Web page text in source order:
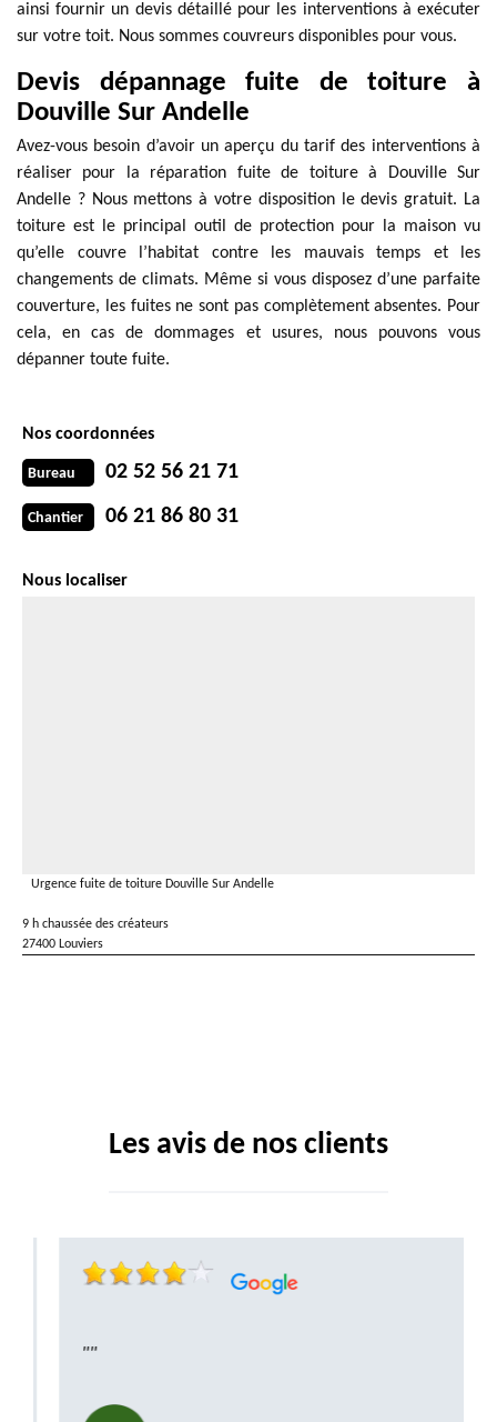
ainsi fournir un devis détaillé pour les interventions à exécuter
sur votre toit. Nous sommes couvreurs disponibles pour vous.
Devis dépannage fuite de toiture à
Douville Sur Andelle
Avez-vous besoin d’avoir un aperçu du tarif des interventions à
réaliser pour la réparation fuite de toiture à Douville Sur
Andelle ? Nous mettons à votre disposition le devis gratuit. La
toiture est le principal outil de protection pour la maison vu
qu’elle couvre l’habitat contre les mauvais temps et les
changements de climats. Même si vous disposez d’une parfaite
couverture, les fuites ne sont pas complètement absentes. Pour
cela, en cas de dommages et usures, nous pouvons vous
dépanner toute fuite.
Nos coordonnées
Bureau 02 52 56 21 71
Chantier 06 21 86 80 31
Nous localiser
Urgence fuite de toiture Douville Sur Andelle
9 h chaussée des créateurs
27400 Louviers
Les avis de nos clients